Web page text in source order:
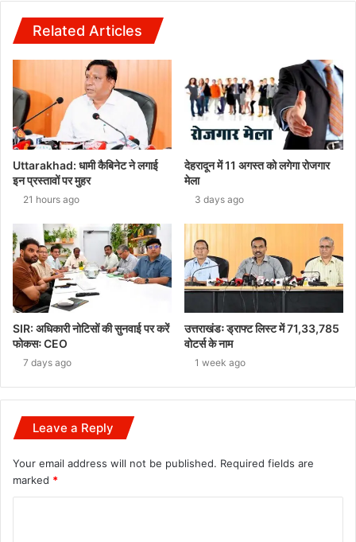
Related Articles
Uttarakhad: धामी कैबिनेट ने लगाई
इन प्रस्तावों पर मुहर
21 hours ago
देहरादून में 11 अगस्त को लगेगा रोजगार
मेला
3 days ago
SIR: अधिकारी नोटिसों की सुनवाई पर करें
फोकसः CEO
7 days ago
उत्तराखंडः ड्राफ्ट लिस्ट में 71,33,785
वोटर्स के नाम
1 week ago
Leave a Reply
Your email address will not be published. Required fields are
marked *